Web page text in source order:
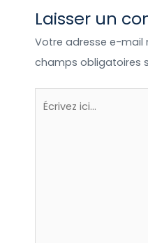
Laisser un
Votre adresse e-mail
champs obligatoires
Écrivez